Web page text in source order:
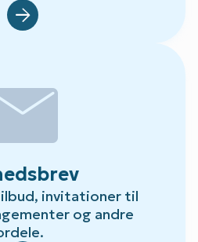
Default.aspx?Id=78
invitationer til
og andre